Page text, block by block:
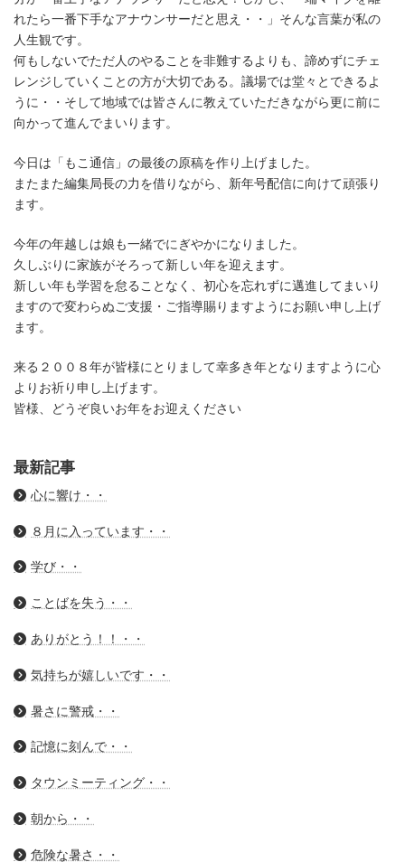
れたら一番下手なアナウンサーだと思え・・」そんな言葉が私の
人生観です。
何もしないでただ人のやることを非難するよりも、諦めずにチェ
レンジしていくことの方が大切である。議場では堂々とできるよ
うに・・そして地域では皆さんに教えていただきながら更に前に
向かって進んでまいります。
今日は「もこ通信」の最後の原稿を作り上げました。
またまた編集局長の力を借りながら、新年号配信に向けて頑張り
ます。
今年の年越しは娘も一緒でにぎやかになりました。
久しぶりに家族がそろって新しい年を迎えます。
新しい年も学習を怠ることなく、初心を忘れずに邁進してまいり
ますので変わらぬご支援・ご指導賜りますようにお願い申し上げ
ます。
来る２００８年が皆様にとりまして幸多き年となりますように心
よりお祈り申し上げます。
皆様、どうぞ良いお年をお迎えください
最新記事
心に響け・・
８月に入っています・・
学び・・
ことばを失う・・
ありがとう！！・・
気持ちが嬉しいです・・
暑さに警戒・・
記憶に刻んで・・
タウンミーティング・・
朝から・・
危険な暑さ・・